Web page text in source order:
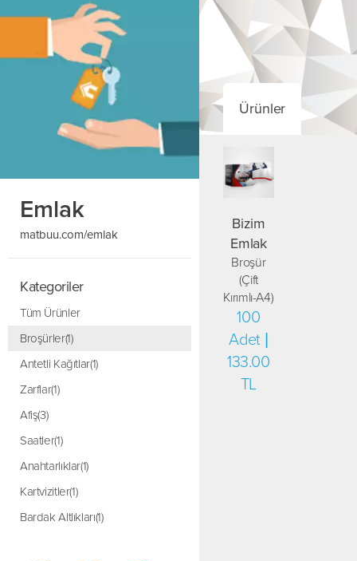
Ürünler
Emlak
matbuu.com/emlak
Kategoriler
Tüm Ürünler
Broşürler(1)
Antetli Kağıtlar(1)
Zarflar(1)
Afiş(3)
Saatler(1)
Anahtarlıklar(1)
Kartvizitler(1)
Bardak Altlıkları(1)
Bizim
Emlak
Broşür
(Çift
Kırımlı-A4)
100
Adet |
133.00
TL